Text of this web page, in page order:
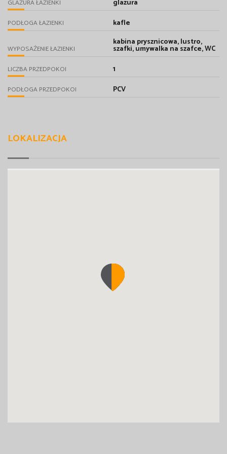
GLAZURA ŁAZIENKI glazura
PODŁOGA ŁAZIENKI kafle
WYPOSAŻENIE ŁAZIENKI
kabina prysznicowa, lustro,
szafki, umywalka na szafce, WC
LICZBA PRZEDPOKOI 1
PODŁOGA PRZEDPOKOI PCV
LOKALIZACJA